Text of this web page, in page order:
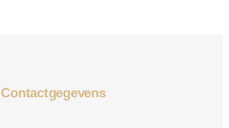
Contactgegevens